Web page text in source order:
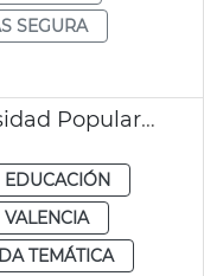
SEGURA
Retraso matrícula Universidad Popular València
EDUCACIÓN
VALENCIA
TEMÁTICA